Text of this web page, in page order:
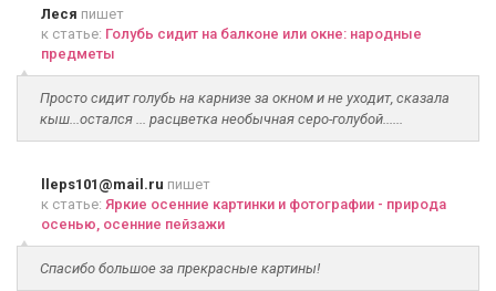
Леся пишет
к статье: Голубь сидит на балконе или окне: народные
предметы
Просто сидит голубь на карнизе за окном и не уходит, сказала
кыш...остался ... расцветка необычная серо-голубой......
lleps101@mail.ru пишет
к статье: Яркие осенние картинки и фотографии - природа
осенью, осенние пейзажи
Спасибо большое за прекрасные картины!